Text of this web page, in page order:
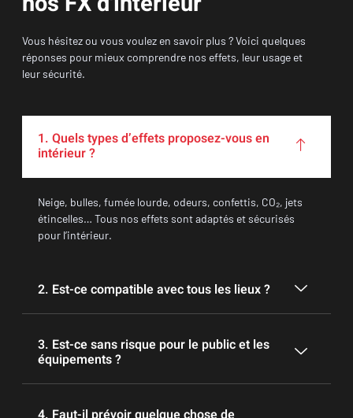
Vous hésitez ou vous voulez en savoir plus ? Voici quelques
réponses pour mieux comprendre nos effets, leur usage et
leur sécurité.
1. Quels types d’effets proposez-vous en
intérieur ?
Neige, bulles, fumée lourde, odeurs, confettis, CO₂, jets
étincelles… Tous nos effets sont adaptés et sécurisés
pour l’intérieur.
2. Est-ce compatible avec tous les lieux ?
3. Est-ce sans risque pour le public et les
équipements ?